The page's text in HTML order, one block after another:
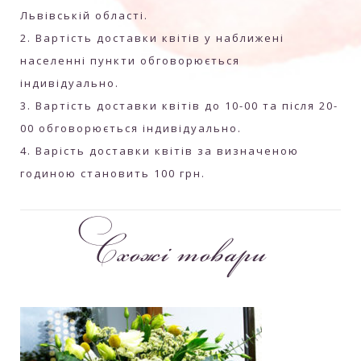
Львівській області.
2. Вартість доставки квітів у наближені
населенні пункти обговорюється
індивідуально.
3. Вартість доставки квітів до 10-00 та після 20-
00 обговорюється індивідуально.
4. Варість доставки квітів за визначеною
годиною становить 100 грн.
Схожі товари